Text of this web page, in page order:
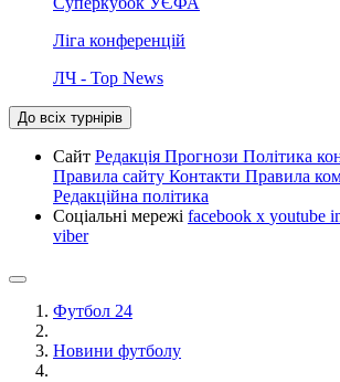
Ліга конференцій
ЛЧ - Top News
До всіх турнірів
Сайт Редакція Прогнози Політика
Правила сайту Контакти Правила
Редакційна політика
Соціальні мережі facebook x youtube
viber
Футбол 24
Новини футболу